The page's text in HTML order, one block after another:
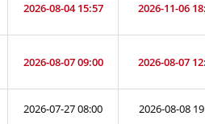
2026-08-04 15:57 2026-11-06
2026-08-07 09:00 2026-08-07
2026-07-27 08:00 2026-08-08